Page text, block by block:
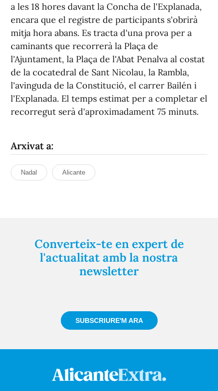
a les 18 hores davant la Concha de l'Explanada,
encara que el registre de participants s'obrirà
mitja hora abans. Es tracta d'una prova per a
caminants que recorrerà la Plaça de
l'Ajuntament, la Plaça de l'Abat Penalva al costat
de la cocatedral de Sant Nicolau, la Rambla,
l'avinguda de la Constitució, el carrer Bailén i
l'Explanada. El temps estimat per a completar el
recorregut serà d'aproximadament 75 minuts.
Arxivat a:
Nadal Alicante
Converteix-te en expert de
l'actualitat amb la nostra
newsletter
SUBSCRIURE'M ARA